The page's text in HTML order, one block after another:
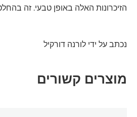
הזיכרונות האלה באופן טבעי. זה
נכתב על ידי לורנה דורקיל
מוצרים קשורים